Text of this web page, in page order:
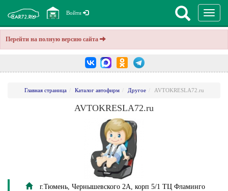
Перейти на полную версию сайта
Войти
Главная страница Каталог автофирм Другое AVTOKRESLA72.ru
AVTOKRESLA72.ru
г.Тюмень, Чернышевского 2А, корп 5/1 ТЦ Фламинго